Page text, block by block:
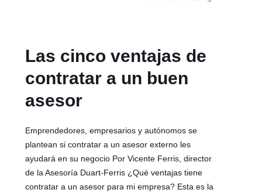
Las cinco ventajas de
contratar a un buen
asesor
Emprendedores, empresarios y autónomos se
plantean si contratar a un asesor externo les
ayudará en su negocio Por Vicente Ferris, director
de la Asesoría Duart-Ferris ¿Qué ventajas tiene
contratar a un asesor para mi empresa? Esta es la